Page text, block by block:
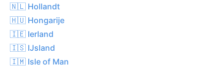
🇳🇱 Hollandt
🇭🇺 Hongarije
🇮🇪 Ierland
🇮🇸 IJsland
🇮🇲 Isle of Man